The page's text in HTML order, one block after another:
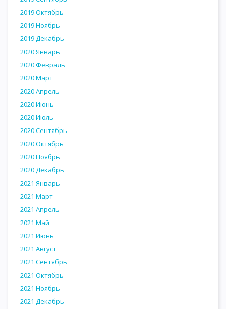
2019 Октябрь
2019 Ноябрь
2019 Декабрь
2020 Январь
2020 Февраль
2020 Март
2020 Апрель
2020 Июнь
2020 Июль
2020 Сентябрь
2020 Октябрь
2020 Ноябрь
2020 Декабрь
2021 Январь
2021 Март
2021 Апрель
2021 Май
2021 Июнь
2021 Август
2021 Сентябрь
2021 Октябрь
2021 Ноябрь
2021 Декабрь